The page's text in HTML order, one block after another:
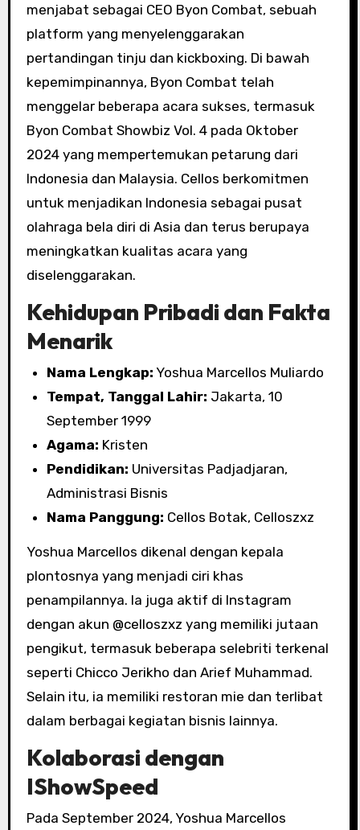
menjabat sebagai CEO Byon Combat, sebuah
platform yang menyelenggarakan
pertandingan tinju dan kickboxing. Di bawah
kepemimpinannya, Byon Combat telah
menggelar beberapa acara sukses, termasuk
Byon Combat Showbiz Vol. 4 pada Oktober
2024 yang mempertemukan petarung dari
Indonesia dan Malaysia. Cellos berkomitmen
untuk menjadikan Indonesia sebagai pusat
olahraga bela diri di Asia dan terus berupaya
meningkatkan kualitas acara yang
diselenggarakan.
Kehidupan Pribadi dan Fakta
Menarik
Nama Lengkap: Yoshua Marcellos Muliardo
Tempat, Tanggal Lahir: Jakarta, 10
September 1999
Agama: Kristen
Pendidikan: Universitas Padjadjaran,
Administrasi Bisnis
Nama Panggung: Cellos Botak, Celloszxz
Yoshua Marcellos dikenal dengan kepala
plontosnya yang menjadi ciri khas
penampilannya. Ia juga aktif di Instagram
dengan akun @celloszxz yang memiliki jutaan
pengikut, termasuk beberapa selebriti terkenal
seperti Chicco Jerikho dan Arief Muhammad.
Selain itu, ia memiliki restoran mie dan terlibat
dalam berbagai kegiatan bisnis lainnya.
Kolaborasi dengan
IShowSpeed
Pada September 2024, Yoshua Marcellos